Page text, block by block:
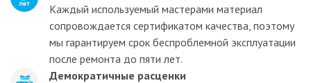
Каждый используемый мастерами материал
сопровождается сертификатом качества, поэтому
мы гарантируем срок беспроблемной эксплуатации
после ремонта до пяти лет.
Демократичные расценки